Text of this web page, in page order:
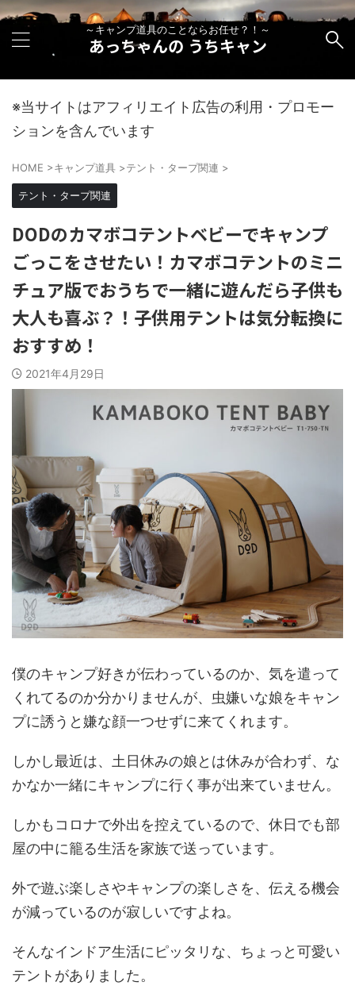
～キャンプ道具のことならお任せ？！～
あっちゃんの うちキャン
※当サイトはアフィリエイト広告の利用・プロモー
ションを含んでいます
HOME >キャンプ道具 >テント・タープ関連 >
テント・タープ関連
DODのカマボコテントベビーでキャンプ
ごっこをさせたい！カマボコテントのミニ
チュア版でおうちで一緒に遊んだら子供も
大人も喜ぶ？！子供用テントは気分転換に
おすすめ！
2021年4月29日
僕のキャンプ好きが伝わっているのか、気を遣って
くれてるのか分かりませんが、虫嫌いな娘をキャン
プに誘うと嫌な顔一つせずに来てくれます。
しかし最近は、土日休みの娘とは休みが合わず、な
かなか一緒にキャンプに行く事が出来ていません。
しかもコロナで外出を控えているので、休日でも部
屋の中に籠る生活を家族で送っています。
外で遊ぶ楽しさやキャンプの楽しさを、伝える機会
が減っているのが寂しいですよね。
そんなインドア生活にピッタリな、ちょっと可愛い
テントがありました。